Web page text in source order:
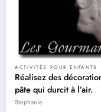
ACTIVITÉS POUR ENFANTS
Réalisez des
pâte qui durcit à l’air.
Stephanie